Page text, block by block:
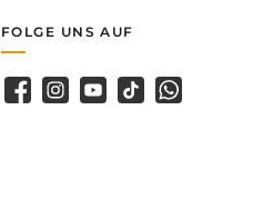
FOLGE UNS AUF
Facebook
Instagram
YouTubeTikTokWhatsApp